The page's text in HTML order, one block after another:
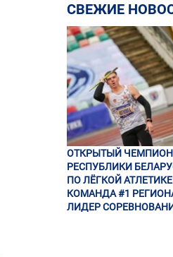
СВЕЖИЕ
ОТКРЫТЫЙ
РЕСПУБЛИКИ
ПО ЛЁГКОЙ
КОМАНДА #1
ЛИДЕР